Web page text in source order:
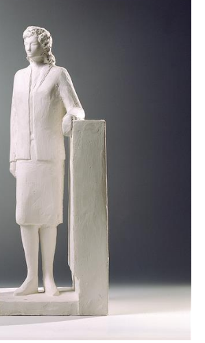
legendär, ein fixer Bestandteil
history der Stadt Wien, wo
der bildenden Künste
Frage, warum sie so exzessiv
die Schülerin von Monica
ohne festes Zuhause war,
waren die Kleider mein
„bewohnt“ die Künstlerin
und Skulpturen, etwa,
Messetage hindurch,
Wasserbett unter einem
Schildkrötenpanzer aus
der Skulpturen, der
der Umgang mit dem Tier
an Meisterinnen von Marina